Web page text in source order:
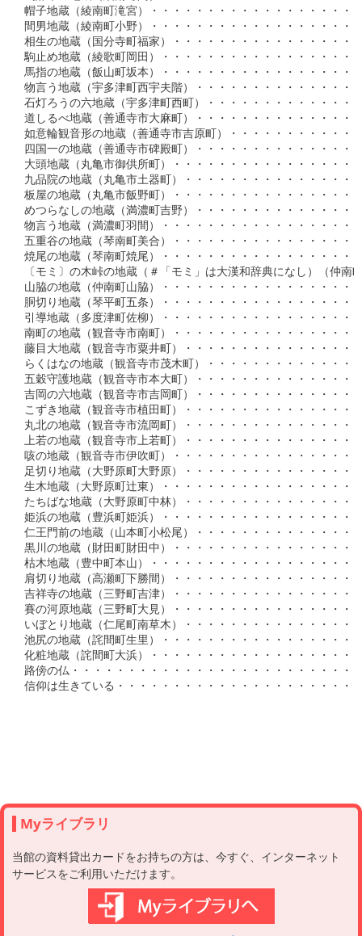
帽子地蔵（綾南町滝宮）・・・・・・・・・・・・・・・・・・
間男地蔵（綾南町小野）・・・・・・・・・・・・・・・・・・
相生の地蔵（国分寺町福家）・・・・・・・・・・・・・・・・
駒止め地蔵（綾歌町岡田）・・・・・・・・・・・・・・・・・
馬指の地蔵（飯山町坂本）・・・・・・・・・・・・・・・・・
物言う地蔵（宇多津町西宇夫階）・・・・・・・・・・・・・・
石灯ろうの六地蔵（宇多津町西町）・・・・・・・・・・・・・
道しるべ地蔵（善通寺市大麻町）・・・・・・・・・・・・・・
如意輪観音形の地蔵（善通寺市吉原町）・・・・・・・・・・・
四国一の地蔵（善通寺市碑殿町）・・・・・・・・・・・・・・
大頭地蔵（丸亀市御供所町）・・・・・・・・・・・・・・・・
九品院の地蔵（丸亀市土器町）・・・・・・・・・・・・・・・
板屋の地蔵（丸亀市飯野町）・・・・・・・・・・・・・・・・
めつらなしの地蔵（満濃町吉野）・・・・・・・・・・・・・・
物言う地蔵（満濃町羽間）・・・・・・・・・・・・・・・・・
五重谷の地蔵（琴南町美合）・・・・・・・・・・・・・・・・
焼尾の地蔵（琴南町焼尾）・・・・・・・・・・・・・・・・・
〔モミ〕の木峠の地蔵（＃「モミ」は大漢和辞典になし）（仲南
山脇の地蔵（仲南町山脇）・・・・・・・・・・・・・・・・・
胴切り地蔵（琴平町五条）・・・・・・・・・・・・・・・・・
引導地蔵（多度津町佐柳）・・・・・・・・・・・・・・・・・
南町の地蔵（観音寺市南町）・・・・・・・・・・・・・・・・
藤目大地蔵（観音寺市粟井町）・・・・・・・・・・・・・・・
らくはなの地蔵（観音寺市茂木町）・・・・・・・・・・・・・
五穀守護地蔵（観音寺市本大町）・・・・・・・・・・・・・・
吉岡の六地蔵（観音寺市吉岡町）・・・・・・・・・・・・・・
こずき地蔵（観音寺市植田町）・・・・・・・・・・・・・・・
丸北の地蔵（観音寺市流岡町）・・・・・・・・・・・・・・・
上若の地蔵（観音寺市上若町）・・・・・・・・・・・・・・・
咳の地蔵（観音寺市伊吹町）・・・・・・・・・・・・・・・・
足切り地蔵（大野原町大野原）・・・・・・・・・・・・・・・
生木地蔵（大野原町辻東）・・・・・・・・・・・・・・・・・
たちばな地蔵（大野原町中林）・・・・・・・・・・・・・・・
姫浜の地蔵（豊浜町姫浜）・・・・・・・・・・・・・・・・・
仁王門前の地蔵（山本町小松尾）・・・・・・・・・・・・・・
黒川の地蔵（財田町財田中）・・・・・・・・・・・・・・・・
枯木地蔵（豊中町本山）・・・・・・・・・・・・・・・・・・
肩切り地蔵（高瀬町下勝間）・・・・・・・・・・・・・・・・
吉祥寺の地蔵（三野町吉津）・・・・・・・・・・・・・・・・
賽の河原地蔵（三野町大見）・・・・・・・・・・・・・・・・
いぼとり地蔵（仁尾町南草木）・・・・・・・・・・・・・・・
池尻の地蔵（詫間町生里）・・・・・・・・・・・・・・・・・
化粧地蔵（詫間町大浜）・・・・・・・・・・・・・・・・・・
路傍の仏・・・・・・・・・・・・・・・・・・・・・・・・・
信仰は生きている・・・・・・・・・・・・・・・・・・・・・
Myライブラリ
当館の資料貸出カードをお持ちの方は、今すぐ、インターネット
サービスをご利用いただけます。